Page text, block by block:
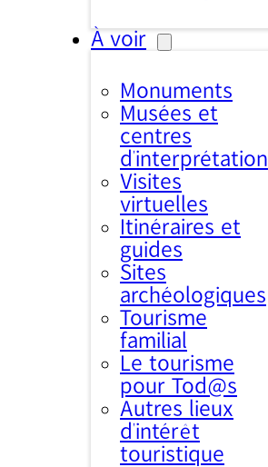
À voir
Monuments
Musées et
centres
d’interprétation
Visites
virtuelles
Itinéraires et
guides
Sites
archéologiques
Tourisme
familial
Le tourisme
pour Tod@s
Autres lieux
d'intérêt
touristique